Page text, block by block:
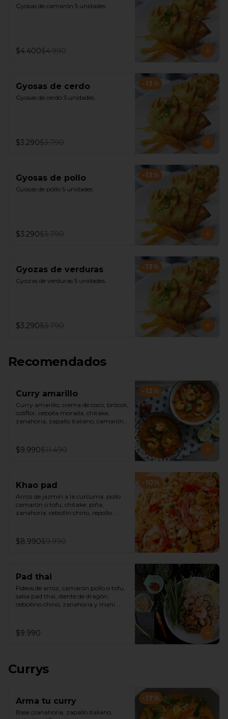
Gyosas de camarón 5 unidades.
$4.400$4.990
-13%
Gyosas de cerdo
Gyosas de cerdo 5 unidades.
$3.290$3.790
-13%
Gyosas de pollo
Gyosas de pollo 5 unidades.
$3.290$3.790
-13%
Gyozas de verduras
Gyozas de verduras 5 unidades.
$3.290$3.790
Recomendados
-13%
Curry amarillo
Curry amarillo, crema de coco, brócoli,
coliflor, cebolla morada, chitake,
zanahoria, zapallo italiano, camarón,
$9.990$11.490
-10%
Khao pad
Arroz de jazmín a la curcuma, pollo
camarón o tofu, chitake, piña,
zanahoria, cebollin chino, repollo
$8.990$9.990
Pad thai
Fideos de arroz, camarón pollo o tofu,
salsa pad thai, diente de dragón,
cebollino chino, zanahoria y maní
$9.990
Currys
-17%
Arma tu curry
Base (zanahoria, zapallo italiano,